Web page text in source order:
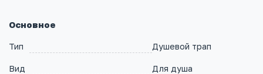
Основное
Тип Душевой трап
Вид Для душа